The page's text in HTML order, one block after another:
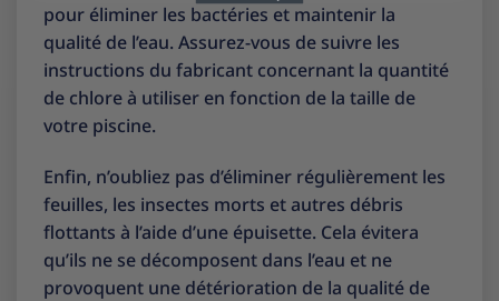
pour éliminer les bactéries et maintenir la
qualité de l’eau. Assurez-vous de suivre les
instructions du fabricant concernant la quantité
de chlore à utiliser en fonction de la taille de
votre piscine.
Enfin, n’oubliez pas d’éliminer régulièrement les
feuilles, les insectes morts et autres débris
flottants à l’aide d’une épuisette. Cela évitera
qu’ils ne se décomposent dans l’eau et ne
provoquent une détérioration de la qualité de